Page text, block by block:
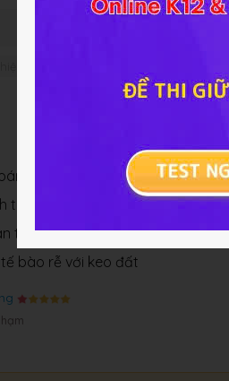
bao gồm các hình thức:
tán từ nơi có nồng độ cao của
trong nước đi vào rễ theo dòng
bào rễ với keo đất